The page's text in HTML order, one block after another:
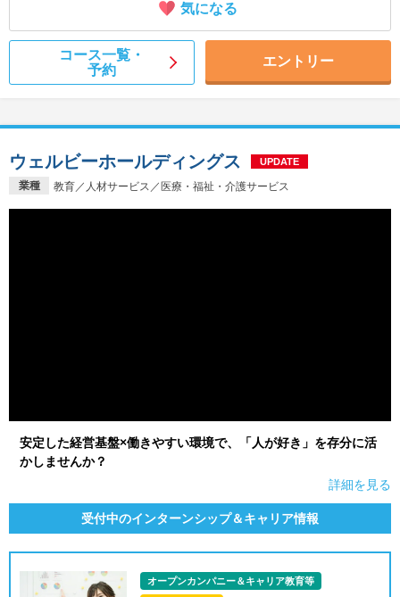
気になる
コース一覧・
予約
エントリー
業種 教育／人材サービス／医療・福祉・介護サービス
ウェルビーホールディングス UPDATE
安定した経営基盤×働きやすい環境で、「人が好き」を存分に活
かしませんか？
詳細を見る
受付中のインターンシップ＆キャリア情報
オープンカンパニー＆キャリア教育等